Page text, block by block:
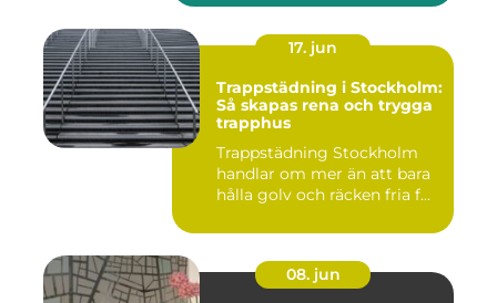
17. jun
Trappstädning i Stockholm:
Så skapas rena och trygga
trapphus
Trappstädning Stockholm
handlar om mer än att bara
hålla golv och räcken fria f...
08. jun